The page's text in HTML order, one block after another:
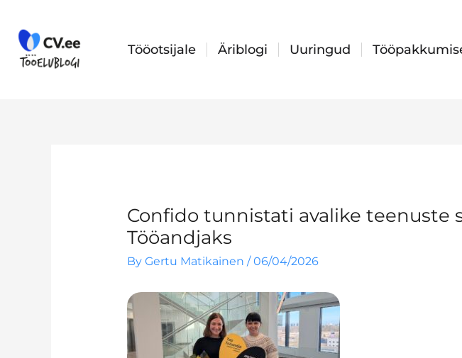
content
Tööotsijale Äriblogi Uuringud
Confido tunnistati avalike teenuste
Tööandjaks
By Gertu Matikainen /06/04/2026